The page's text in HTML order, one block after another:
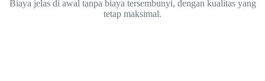
Biaya jelas di awal tanpa biaya tersembunyi, dengan kualitas yang
tetap maksimal.